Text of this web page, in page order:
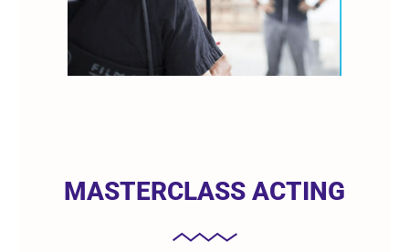
MASTERCLASS ACTING